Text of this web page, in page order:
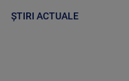
ȘTIRI ACTUALE